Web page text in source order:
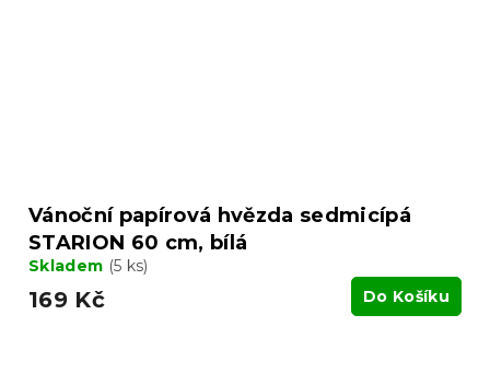
Vánoční papírová hvězda sedmicípá
STARION 60 cm, bílá
Skladem (5 ks)
169 Kč Do Košíku